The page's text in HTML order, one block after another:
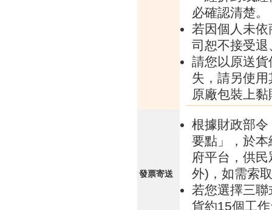
必確認清楚。
若因個人未
司恕不接受
請您以原送
失，請另使
原廠包裝上
發票寄送
根據財政部
要點」，於
府平台，供
外)，如需索
若您選擇三
貨約15個工